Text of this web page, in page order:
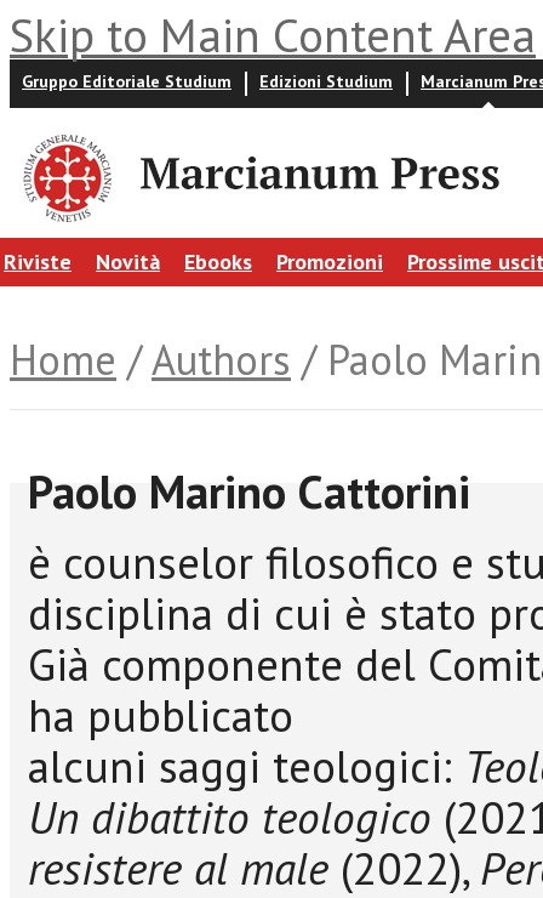
Skip to Main Content Area
Gruppo Editoriale Studium Edizioni Studium Marcianum
Riviste Novità Ebooks Promozioni Prossime
Home /Authors / Paolo
Paolo Marino Cattorini
è counselor filosofico e
disciplina di cui è stato
Già componente del
ha pubblicato
alcuni saggi teologici:
Un dibattito teologico
resistere al male (2022),